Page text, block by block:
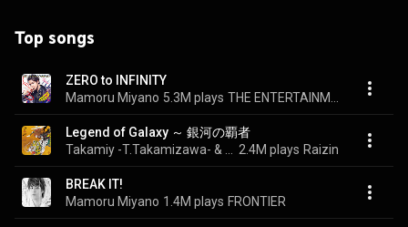
Top songs
ZERO to INFINITY
Mamoru Miyano 5.3M plays
Legend of Galaxy ～ 銀河の覇者
2.4M plays Raizin
BREAK IT!
Mamoru Miyano 1.4M plays FRONTIER